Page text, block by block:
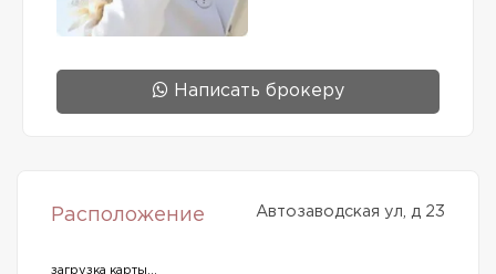
Написать брокеру
Расположение Автозаводская ул, д 23
загрузка карты...